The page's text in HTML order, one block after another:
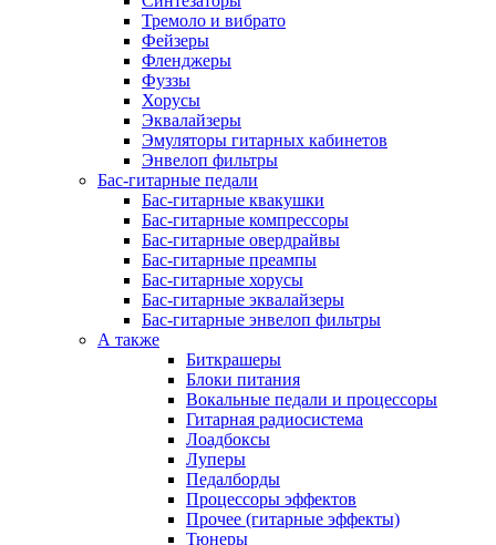
Тремоло и вибрато
Фейзеры
Фленджеры
Фуззы
Хорусы
Эквалайзеры
Эмуляторы гитарных кабинетов
Энвелоп фильтры
Бас-гитарные педали
Бас-гитарные квакушки
Бас-гитарные компрессоры
Бас-гитарные овердрайвы
Бас-гитарные преампы
Бас-гитарные хорусы
Бас-гитарные эквалайзеры
Бас-гитарные энвелоп фильтры
А также
Биткрашеры
Блоки питания
Вокальные педали и процессоры
Гитарная радиосистема
Лоадбоксы
Луперы
Педалборды
Процессоры эффектов
Прочее (гитарные эффекты)
Тюнеры